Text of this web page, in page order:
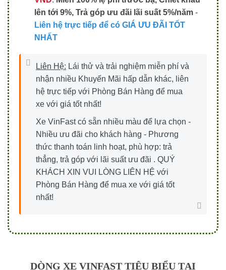
lên tới 9%, Trả góp ưu đãi lãi suất 5%/năm -
Liên hệ trực tiếp để có GIÁ ƯU ĐÃI TỐT
NHẤT
Liên Hệ: Lái thử và trải nghiệm miễn phí và
nhận nhiều Khuyến Mãi hấp dẫn khác, liên
hệ trực tiếp với Phòng Bán Hàng để mua
xe với giá tốt nhất!
Xe VinFast có sẵn nhiều màu để lựa chọn -
Nhiều ưu đãi cho khách hàng - Phương
thức thanh toán linh hoạt, phù hợp: trả
thẳng, trả góp với lãi suất ưu đãi . QUÝ
KHÁCH XIN VUI LÒNG LIÊN HỆ với
Phòng Bán Hàng để mua xe với giá tốt
nhất!
DÒNG XE VINFAST TIÊU BIỂU TẠI